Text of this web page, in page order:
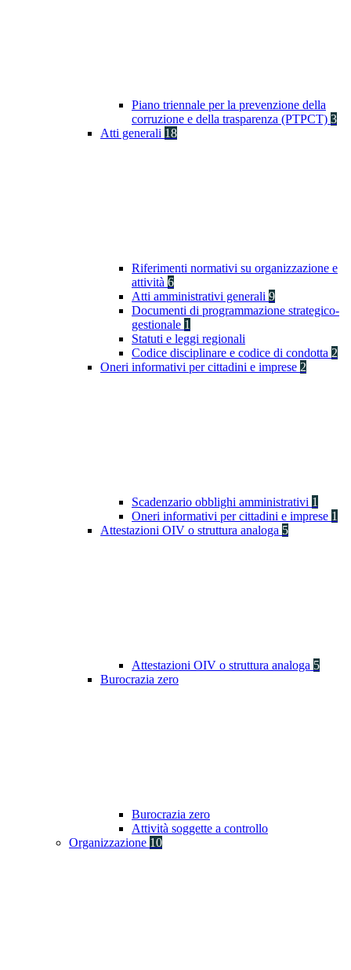
Piano triennale per la prevenzione della
corruzione e della trasparenza (PTPCT) 3
Atti generali 18
Riferimenti normativi su organizzazione e
attività 6
Atti amministrativi generali 9
Documenti di programmazione strategico-
gestionale 1
Statuti e leggi regionali
Codice disciplinare e codice di condotta 2
Oneri informativi per cittadini e imprese 2
Scadenzario obblighi amministrativi 1
Oneri informativi per cittadini e imprese 1
Attestazioni OIV o struttura analoga 5
Attestazioni OIV o struttura analoga 5
Burocrazia zero
Burocrazia zero
Attività soggette a controllo
Organizzazione 10